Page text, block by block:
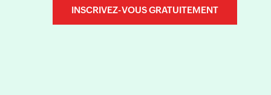
INSCRIVEZ-VOUS GRATUITEMENT